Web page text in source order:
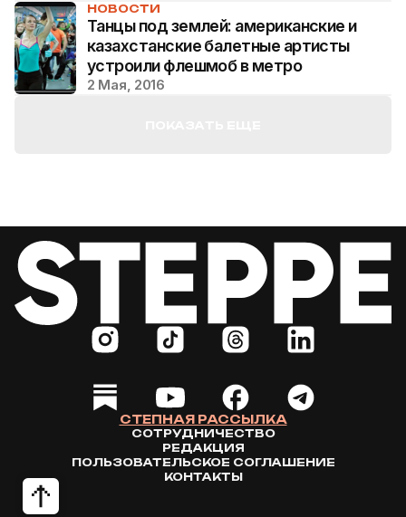
НОВОСТИ
Танцы под землей: американские и
казахстанские балетные артисты
устроили флешмоб в метро
2 Мая, 2016
СТЕПНАЯ РАССЫЛКА
СОТРУДНИЧЕСТВО
РЕДАКЦИЯ
ПОЛЬЗОВАТЕЛЬСКОЕ СОГЛАШЕНИЕ
КОНТАКТЫ